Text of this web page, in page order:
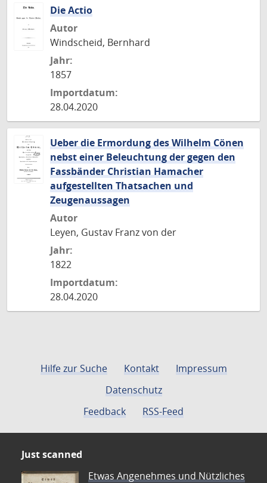
Die Actio
Autor
Windscheid, Bernhard
Jahr:
1857
Importdatum:
28.04.2020
Ueber die Ermordung des Wilhelm Cönen
nebst einer Beleuchtung der gegen den
Fassbänder Christian Hamacher
aufgestellten Thatsachen und
Zeugenaussagen
Autor
Leyen, Gustav Franz von der
Jahr:
1822
Importdatum:
28.04.2020
Hilfe zur Suche Kontakt
Impressum
Datenschutz
Feedback
RSS-Feed
Just scanned
Etwas Angenehmes und Nützliches